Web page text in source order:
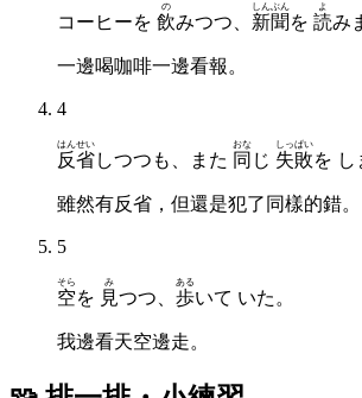
コーヒーを 飲
の
みつつ、 新聞
しんぶん
を 読
よ
み
一邊喝咖啡一邊看報。
4
反省
はんせい
しつつも、また 同
おな
じ 失敗
しっぱい
を し
雖然有反省，但還是犯了同樣的錯。
5
空
そら
を 見
み
つつ、 歩
ある
いて いた。
我邊看天空邊走。